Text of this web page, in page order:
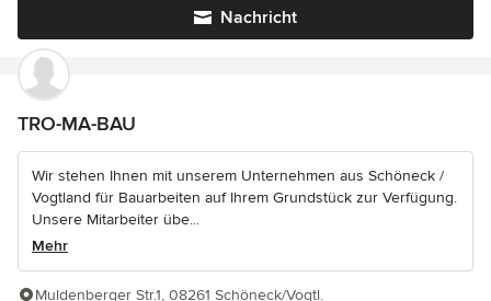
Nachricht
TRO-MA-BAU
Wir stehen Ihnen mit unserem Unternehmen aus Schöneck /
Vogtland für Bauarbeiten auf Ihrem Grundstück zur Verfügung.
Unsere Mitarbeiter übe...
Mehr
Muldenberger Str.1, 08261 Schöneck/Vogtl.